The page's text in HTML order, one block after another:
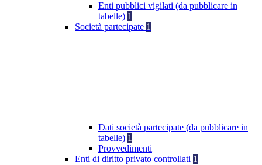
Enti pubblici vigilati (da pubblicare in
tabelle) 1
Società partecipate 1
Dati società partecipate (da pubblicare in
tabelle) 1
Provvedimenti
Enti di diritto privato controllati 1